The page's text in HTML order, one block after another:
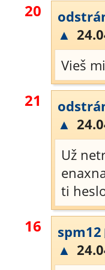
20
▲
Vieš
21
▲
Už
ti
16
spm12
▲